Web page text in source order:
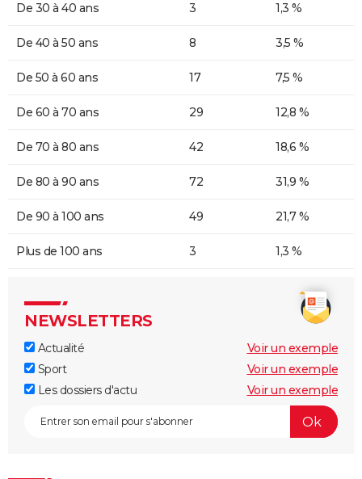
De 30 à 40 ans 3 1,3 %
De 40 à 50 ans 8 3,5 %
De 50 à 60 ans 17 7,5 %
De 60 à 70 ans 29 12,8 %
De 70 à 80 ans 42 18,6 %
De 80 à 90 ans 72 31,9 %
De 90 à 100 ans 49 21,7 %
Plus de 100 ans 3 1,3 %
NEWSLETTERS
Actualité
Voir un exemple
Sport
Voir un exemple
Les dossiers d'actu
Voir un exemple